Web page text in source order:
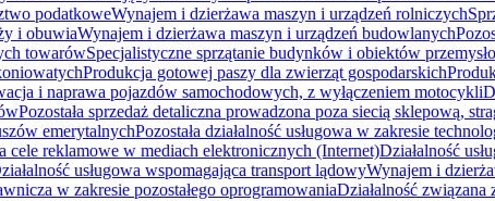
podatkoweWynajem i dzierżawa maszyn i urządzeń rolniczych
i obuwiaWynajem i dzierżawa maszyn i urządzeń budowlanych
towarówSpecjalistyczne sprzątanie budynków i obiektów
Produkcja gotowej paszy dla zwierząt gospodarskich
i naprawa pojazdów samochodowych, z wyłączeniem motocykli
Pozostała sprzedaż detaliczna prowadzona poza siecią sklepową,
emerytalnychPozostała działalność usługowa w zakresie
cele reklamowe w mediach elektronicznych (Internet)Działalność
usługowa wspomagająca transport lądowyWynajem i
w zakresie pozostałego oprogramowaniaDziałalność